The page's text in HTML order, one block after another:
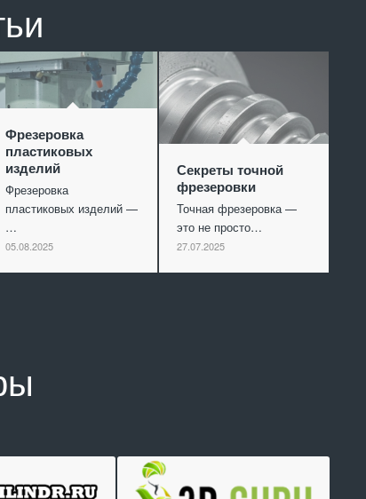
Фрезеровка
пластиковых
изделий
Фрезеровка
пластиковых изделий —
…
05.08.2025
Секреты точной
фрезеровки
Точная фрезеровка —
это не просто…
27.07.2025